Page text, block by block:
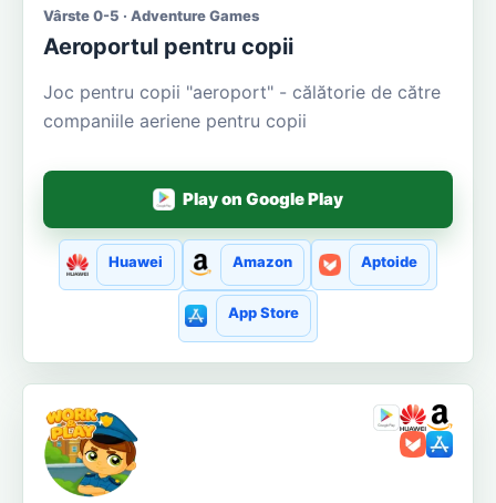
Vârste 0-5 · Adventure Games
Aeroportul pentru copii
Joc pentru copii "aeroport" - călătorie de către
companiile aeriene pentru copii
Play on Google Play
Huawei Amazon Aptoide
App Store